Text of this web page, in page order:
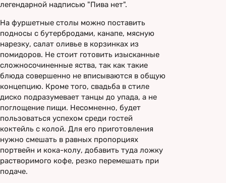
легендарной надписью "Пива нет".
На фуршетные столы можно поставить
подносы с бутербродами, канапе, мясную
нарезку, салат оливье в корзинках из
помидоров. Не стоит готовить изысканные
сложносочиненные яства, так как такие
блюда совершенно не вписываются в общую
концепцию. Кроме того, свадьба в стиле
диско подразумевает танцы до упада, а не
поглощение пищи. Несомненно, будет
пользоваться успехом среди гостей
коктейль с колой. Для его приготовления
нужно смешать в равных пропорциях
портвейн и кока-колу, добавить туда ложку
растворимого кофе, резко перемешать при
подаче.